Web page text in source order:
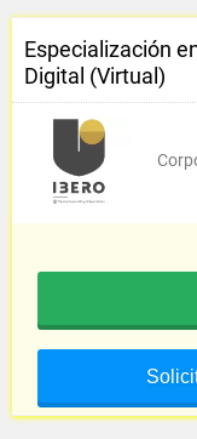
Especialización
Digital (Virtual)